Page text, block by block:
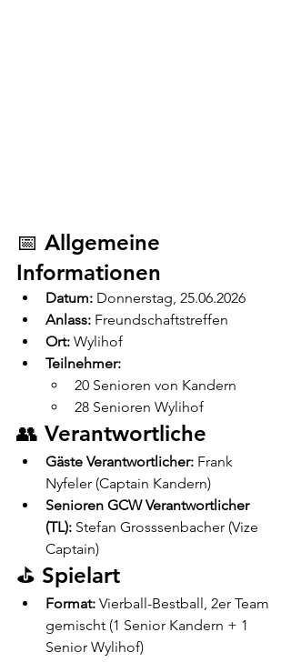
📅 Allgemeine
Informationen
Datum: Donnerstag, 25.06.2026
Anlass: Freundschaftstreffen
Ort: Wylihof
Teilnehmer:
20 Senioren von Kandern
28 Senioren Wylihof
👥 Verantwortliche
Gäste Verantwortlicher: Frank
Nyfeler (Captain Kandern)
Senioren GCW Verantwortlicher
(TL): Stefan Grosssenbacher (Vize
Captain)
⛳ Spielart
Format: Vierball-Bestball, 2er Team
gemischt (1 Senior Kandern + 1
Senior Wylihof)